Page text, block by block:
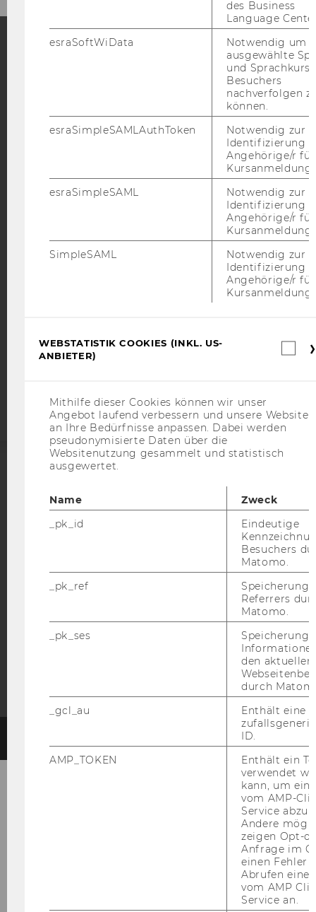
Blog
BARRIEREFREIHEITSERKLÄRUNG WEBSEITE
DATENSCHUTZERKLÄRUNG
DATENSCHUTZERKLÄRUNG SOCIAL MEDIA
DATENSCHUTZERKLÄRUNG
EQUIS AACSB
AMBA
© 2026 WIRTSCHAFTSUNIVERSITÄT WIEN
des Business
Language
esraSoftWiData
Notwendig um
ausgewählte
und
Besuchers
nachverfolgen
können.
esraSimpleSAMLAuthToken
Notwendig zur
Identifizierung
Angehörige/r für
Kursanmeldung.
esraSimpleSAML
Notwendig zur
Identifizierung
Angehörige/r für
Kursanmeldung.
SimpleSAML
Notwendig zur
Identifizierung
Angehörige/r für
Kursanmeldung.
WEBSTATISTIK COOKIES (INKL. US-
ANBIETER)
Mithilfe dieser Cookies können wir unser
Angebot laufend verbessern und unsere Website
an Ihre Bedürfnisse anpassen. Dabei werden
pseudonymisierte Daten über die
Websitenutzung gesammelt und statistisch
ausgewertet.
Name
Zweck
_pk_id
Eindeutige
Besuchers
Matomo.
_pk_ref
Speicherung
Referrers
Matomo.
_pk_ses
Speicherung
den aktuellen
durch
_gcl_au
Enthält eine
ID.
AMP_TOKEN
Enthält ein
verwendet
kann, um
vom AMP-
Service
Andere
zeigen Opt-
Anfrage im
einen Fehler
Abrufen
vom AMP
Service an.